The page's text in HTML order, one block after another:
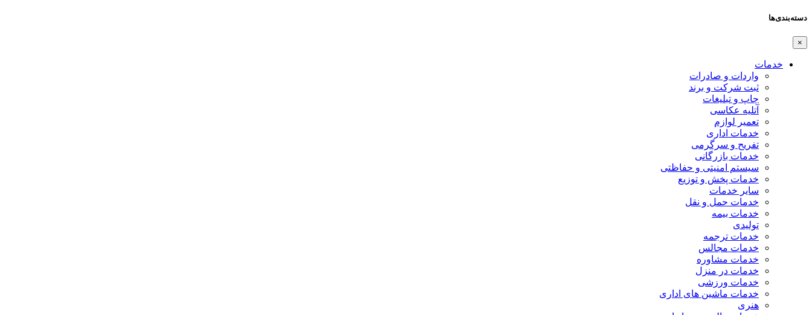
دسته‌بندی‌ها
×
خدمات
واردات و صادرات
ثبت شرکت و برند
چاپ و تبلیغات
آتلیه عکاسی
تعمیر لوازم
خدمات اداری
تفریح و سرگرمی
خدمات بازرگانی
سیستم امنیتی و حفاظتی
خدمات پخش و توزیع
سایر خدمات
خدمات حمل و نقل
خدمات بیمه
تولیدی
خدمات ترجمه
خدمات مجالس
خدمات مشاوره
خدمات در منزل
خدمات ورزشی
خدمات ماشین های اداری
هنری